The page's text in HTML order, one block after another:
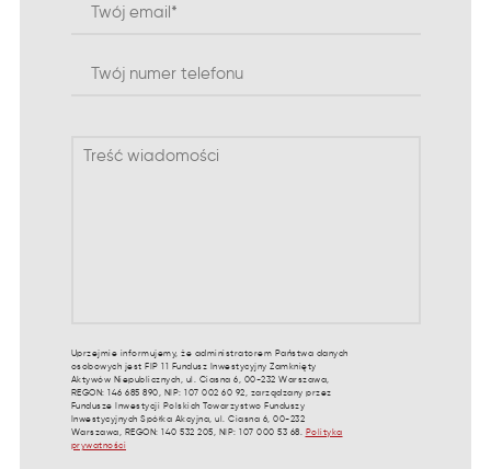
Uprzejmie informujemy, że administratorem Państwa danych
osobowych jest FIP 11 Fundusz Inwestycyjny Zamknięty
Aktywów Niepublicznych, ul. Ciasna 6, 00-232 Warszawa,
REGON: 146 685 890, NIP: 107 002 60 92, zarządzany przez
Fundusze Inwestycji Polskich Towarzystwo Funduszy
Inwestycyjnych Spółka Akcyjna, ul. Ciasna 6, 00-232
Warszawa, REGON: 140 532 205, NIP: 107 000 53 68. Polityka
prywatności